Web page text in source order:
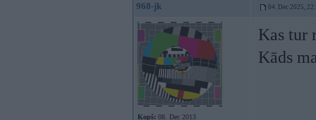
968-jk 04. Dec 2025,
Kopš: 08. Dec 2013
Kas tur
Kāds